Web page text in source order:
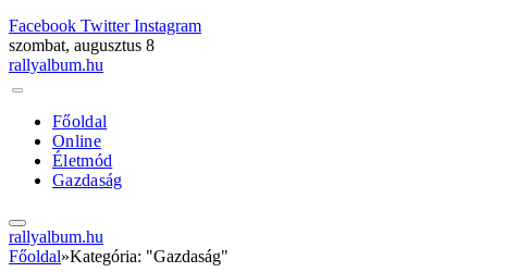
Facebook Twitter Instagram
szombat, augusztus 8
rallyalbum.hu
Főoldal
Online
Életmód
Gazdaság
rallyalbum.hu
Főoldal»Kategória: "Gazdaság"